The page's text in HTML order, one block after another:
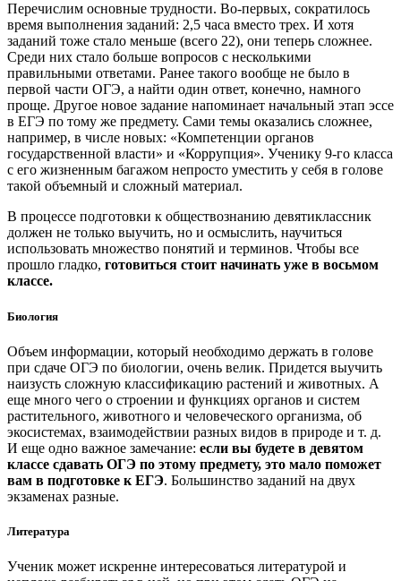
Перечислим основные трудности. Во-первых, сократилось
время выполнения заданий: 2,5 часа вместо трех. И хотя
заданий тоже стало меньше (всего 22), они теперь сложнее.
Среди них стало больше вопросов с несколькими
правильными ответами. Ранее такого вообще не было в
первой части ОГЭ, а найти один ответ, конечно, намного
проще. Другое новое задание напоминает начальный этап эссе
в ЕГЭ по тому же предмету. Сами темы оказались сложнее,
например, в числе новых: «Компетенции органов
государственной власти» и «Коррупция». Ученику 9-го класса
с его жизненным багажом непросто уместить у себя в голове
такой объемный и сложный материал.
В процессе подготовки к обществознанию девятиклассник
должен не только выучить, но и осмыслить, научиться
использовать множество понятий и терминов. Чтобы все
прошло гладко, готовиться стоит начинать уже в восьмом
классе.
Биология
Объем информации, который необходимо держать в голове
при сдаче ОГЭ по биологии, очень велик. Придется выучить
наизусть сложную классификацию растений и животных. А
еще много чего о строении и функциях органов и систем
растительного, животного и человеческого организма, об
экосистемах, взаимодействии разных видов в природе и т. д.
И еще одно важное замечание: если вы будете в девятом
классе сдавать ОГЭ по этому предмету, это мало поможет
вам в подготовке к ЕГЭ. Большинство заданий на двух
экзаменах разные.
Литература
Ученик может искренне интересоваться литературой и